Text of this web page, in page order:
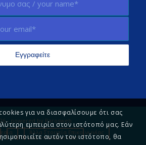
- powered by Parosweb
Άλλα Στοιχεία Επικοινωνίας
Πείτε μας τη γνώμη σας!
για να διασφαλίσουμε ότι σας
εμπειρία στον ιστότοπό μας. Εάν
αυτόν τον ιστότοπο, θα